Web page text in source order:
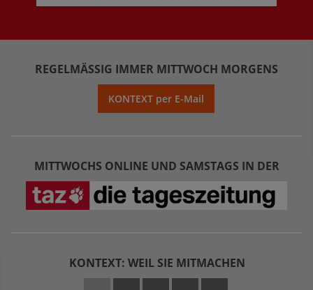
REGELMÄSSIG IMMER MITTWOCH MORGENS
KONTEXT per E-Mail
MITTWOCHS ONLINE UND SAMSTAGS IN DER
KONTEXT: WEIL SIE MITMACHEN